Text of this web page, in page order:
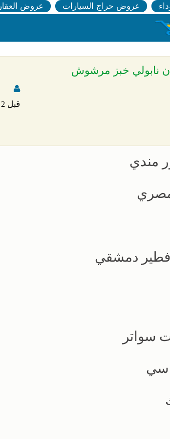
عروض حراج السيارات عروض العقار
نابولي خبز مرشوش
قبل 2 سنة
مندي
مصري
فطير دمشقي
سواتر
سي